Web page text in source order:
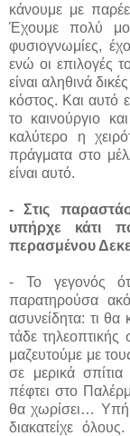
κάνουμε με
Έχουμε πολύ
φυσιογνωμίες,
ενώ οι επιλογές
είναι αληθινά
κόστος. Και αυτό
το καινούργιο
καλύτερο η
πράγματα στο
είναι αυτό.
- Στις
υπήρχε κάτι
περασμένου
- Το γεγονός
παρατηρούσα
ασυνείδητα: τι
τάδε
μαζευτούμε με
σε μερικά
πέφτει στο
θα χωρίσει…
διακατείχε